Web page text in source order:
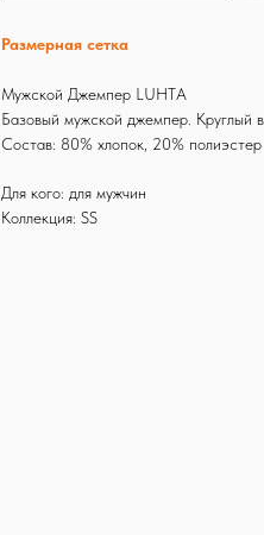
Размерная сетка
Мужской Джемпер LUHTA
Базовый мужской джемпер. Круглый
Состав: 80% хлопок, 20% полиэстер
Для кого: для мужчин
Коллекция: SS